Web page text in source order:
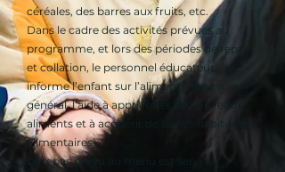
céréales, des barres aux fruits, etc.
Dans le cadre des activités prévues au
programme, et lors des périodes de repas
et collation, le personnel éducateur
informe l’enfant sur l’alimentation en
général, l’aide à apprivoiser de nouveaux
aliments et à acquérir de saines habitudes
alimentaires.
Le repas prévu au menu est servi au